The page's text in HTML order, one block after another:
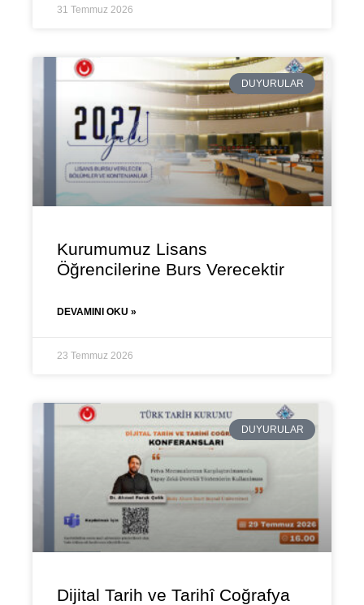
31 Temmuz 2026
DUYURULAR
Kurumumuz Lisans
Öğrencilerine Burs Verecektir
DEVAMINI OKU »
23 Temmuz 2026
DUYURULAR
Dijital Tarih ve Tarihî Coğrafya